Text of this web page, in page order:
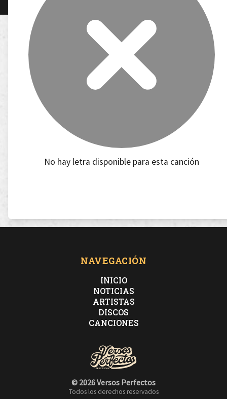
No hay letra disponible para esta canción
NAVEGACIÓN
INICIO
NOTICIAS
ARTISTAS
DISCOS
CANCIONES
© 2026 Versos Perfectos
Todos los derechos reservados